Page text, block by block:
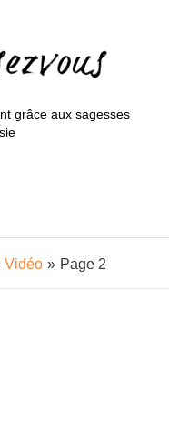
grâce aux sagesses
Vidéo Page 2